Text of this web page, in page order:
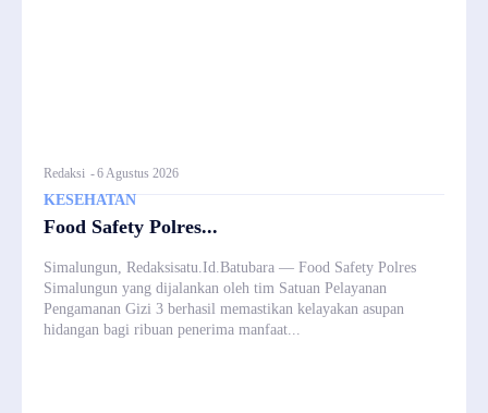
Redaksi -6 Agustus 2026
KESEHATAN
Food Safety Polres...
Simalungun, Redaksisatu.Id.Batubara — Food Safety Polres
Simalungun yang dijalankan oleh tim Satuan Pelayanan
Pengamanan Gizi 3 berhasil memastikan kelayakan asupan
hidangan bagi ribuan penerima manfaat...